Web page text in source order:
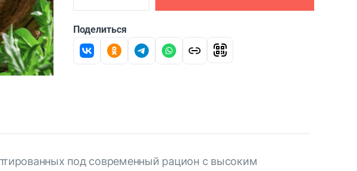
Поделиться
под современный рацион с высоким